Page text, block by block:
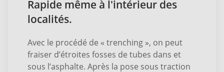
Rapide même à l'intérieur des
localités.
Avec le procédé de « trenching », on peut
fraiser d’étroites fosses de tubes dans et
sous l’asphalte. Après la pose sous traction